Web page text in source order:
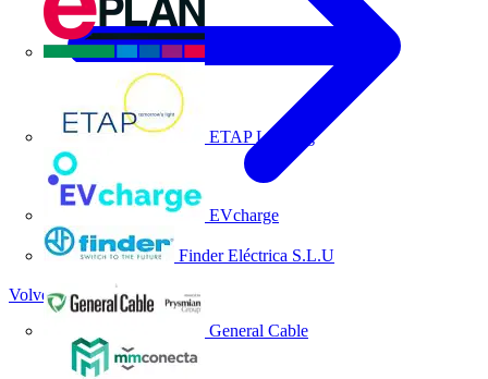
ETAP Lighting
EVcharge
Finder Eléctrica S.L.U
General Cable
Volver a Noticias